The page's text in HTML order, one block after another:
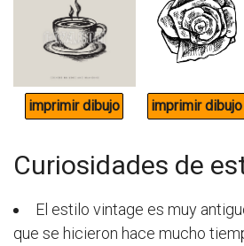
Curiosidades de
El estilo vintage es muy
que se hicieron hace mucho